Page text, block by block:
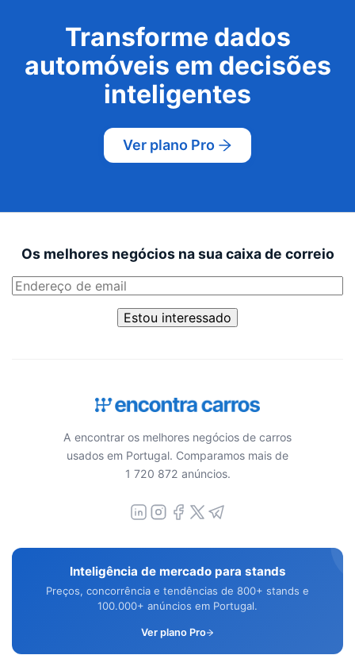
Transforme dados
automóveis em decisões
inteligentes
Ver plano Pro
Os melhores negócios na sua caixa de correio
Estou interessado
A encontrar os melhores negócios de carros
usados em Portugal. Comparamos mais de
1 720 872 anúncios.
Inteligência de mercado para stands
Preços, concorrência e tendências de 800+ stands e
100.000+ anúncios em Portugal.
Ver plano Pro